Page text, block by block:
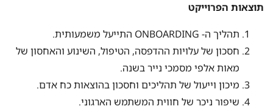
תוצאות הפרוייקט
תהליך ה- ONBOARDING התייעל משמעותית.
חסכון של עלויות ההדפסה, הטיפול, השינוע והאחסון של
מאות אלפי מסמכי נייר בשנה.
מיכון וייעול של תהליכים וחסכון בהוצאות כח אדם.
שיפור ניכר של חווית המשתמש הארגוני.